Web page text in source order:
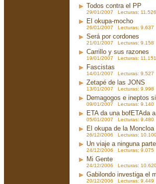
Todos contra el PP
29/01/2007 Lecturas: 11.526
El okupa-mocho
26/01/2007 Lecturas: 9.637
Será por cordones
21/01/2007 Lecturas: 9.158
Carrillo y sus razones
19/01/2007 Lecturas: 11.151
Fascistas
14/01/2007 Lecturas: 9.527
Zetapé de las JONS
13/01/2007 Lecturas: 9.998
Demagogos e ineptos
09/01/2007 Lecturas: 9.140
ETA da una bofETAda
05/01/2007 Lecturas: 9.480
El okupa de la Moncloa
26/12/2006 Lecturas:
Un viaje a ninguna parte
24/12/2006 Lecturas: 9.075
Mi Gente
24/12/2006 Lecturas:
Gabilondo investiga el
20/12/2006 Lecturas: 9.449